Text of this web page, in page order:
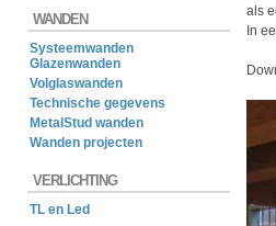
als
In
WANDEN
Systeemwanden
Glazenwanden
Volglaswanden
Technische gegevens
MetalStud wanden
Wanden projecten
VERLICHTING
TL en Led